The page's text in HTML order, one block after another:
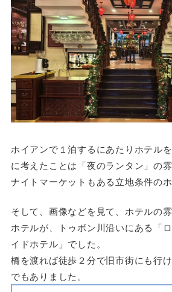
ホイアンで１泊するにあたりホテル
に考えたことは「夜のランタン」の
ナイトマーケットもある立地条件のホ
そして、画像などを見て、ホテルの
ホテルが、トゥボン川沿いにある「
イドホテル」でした。
橋を渡れば徒歩２分で旧市街にも行
でもありました。